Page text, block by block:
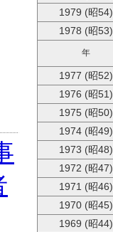
1979 (昭54)
1978 (昭53)
年
1977 (昭52)
1976 (昭51)
1975 (昭50)
1974 (昭49)
1973 (昭48)
1972 (昭47)
1971 (昭46)
1970 (昭45)
1969 (昭44)